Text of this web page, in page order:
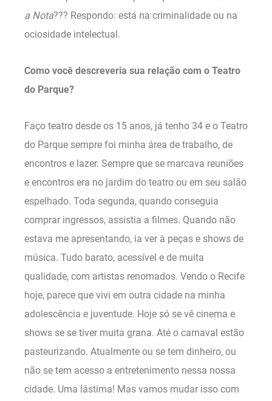
a Nota??? Respondo: está na criminalidade ou na
ociosidade intelectual.
Como você descreveria sua relação com o Teatro
do Parque?
Faço teatro desde os 15 anos, já tenho 34 e o Teatro
do Parque sempre foi minha área de trabalho, de
encontros e lazer. Sempre que se marcava reuniões
e encontros era no jardim do teatro ou em seu salão
espelhado. Toda segunda, quando conseguia
comprar ingressos, assistia a filmes. Quando não
estava me apresentando, ia ver à peças e shows de
música. Tudo barato, acessível e de muita
qualidade, com artistas renomados. Vendo o Recife
hoje, parece que vivi em outra cidade na minha
adolescência e juventude. Hoje só se vê cinema e
shows se se tiver muita grana. Até o carnaval estão
pasteurizando. Atualmente ou se tem dinheiro, ou
não se tem acesso a entretenimento nessa nossa
cidade. Uma lástima! Mas vamos mudar isso com